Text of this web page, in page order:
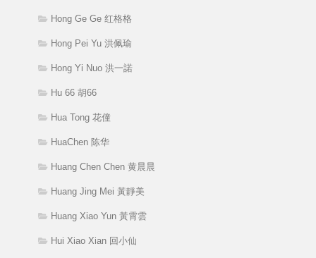
Hong Ge Ge 红格格
Hong Pei Yu 洪佩瑜
Hong Yi Nuo 洪一諾
Hu 66 胡66
Hua Tong 花僮
HuaChen 陈华
Huang Chen Chen 黄晨晨
Huang Jing Mei 黃靜美
Huang Xiao Yun 黃霄雲
Hui Xiao Xian 回小仙